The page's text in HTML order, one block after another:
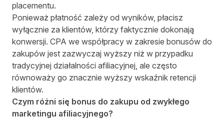
placementu.
Ponieważ płatność zależy od wyników, płacisz
wyłącznie za klientów, którzy faktycznie dokonają
konwersji. CPA we współpracy w zakresie bonusów do
zakupów jest zazwyczaj wyższy niż w przypadku
tradycyjnej działalności afiliacyjnej, ale często
równoważy go znacznie wyższy wskaźnik retencji
klientów.
Czym różni się bonus do zakupu od zwykłego
marketingu afiliacyjnego?